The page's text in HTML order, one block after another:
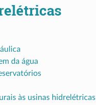
da água
às usinas hidrelétricas